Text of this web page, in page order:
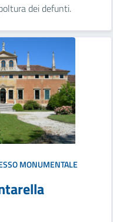
dei defunti.
MONUMENTALE